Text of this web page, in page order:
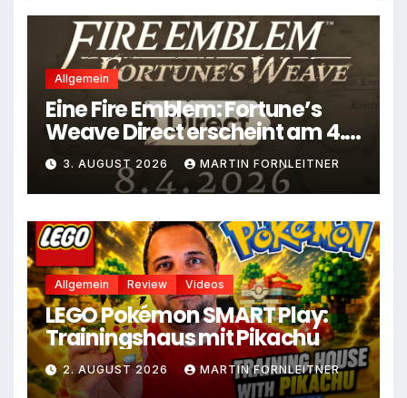
Allgemein
Eine Fire Emblem: Fortune’s
Weave Direct erscheint am 4.
August
3. AUGUST 2026 MARTIN FORNLEITNER
Allgemein Review Videos
LEGO Pokémon SMART Play:
Trainingshaus mit Pikachu
2. AUGUST 2026 MARTIN FORNLEITNER